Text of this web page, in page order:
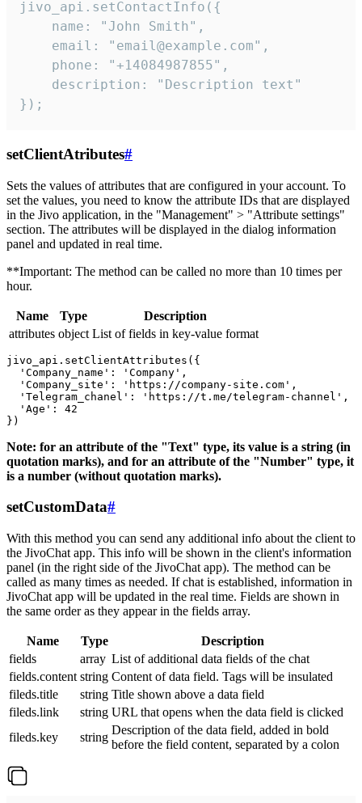
jivo_api.setContactInfo({
    name: "John Smith",
    email: "email@example.com",
    phone: "+14084987855",
    description: "Description text"
});
setClientAtributes#
Sets the values ​​of attributes that are configured in your account. To
set the values, you need to know the attribute IDs that are displayed
in the Jivo application, in the "Management" > "Attribute settings"
section. The attributes will be displayed in the dialog information
panel and updated in real time.
**Important: The method can be called no more than 10 times per
hour.
Name Type
Description
attributes object List of fields in key-value format
jivo_api.setClientAttributes({
  'Company_name': 'Company',
  'Company_site': 'https://company-site.com',
  'Telegram_chanel': 'https://t.me/telegram-channel',
  'Age': 42
Note: for an attribute of the "Text" type, its value is a string (in
quotation marks), and for an attribute of the "Number" type, it
is a number (without quotation marks).
setCustomData#
With this method you can send any additional info about the client to
the JivoChat app. This info will be shown in the client's information
panel (in the right side of the JivoChat app). The method can be
called as many times as needed. If chat is established, information in
JivoChat app will be updated in the real time. Fields are shown in
the same order as they appear in the fields array.
Name Type
Description
fields
array List of additional data fields of the chat
fields.content string Content of data field. Tags will be insulated
fileds.title
string Title shown above a data field
fileds.link
string URL that opens when the data field is clicked
fileds.key
string
Description of the data field, added in bold
before the field content, separated by a colon